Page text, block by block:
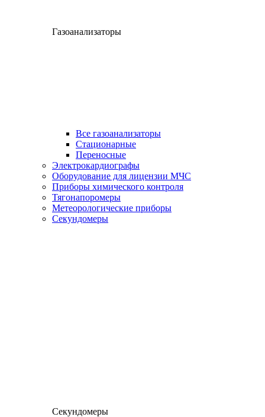
Газоанализаторы
Все газоанализаторы
Cтационарные
Переносные
Электрокардиографы
Оборудование для лицензии МЧС
Приборы химического контроля
Тягонапоромеры
Метеорологические приборы
Секундомеры
Секундомеры